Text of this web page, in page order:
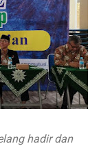
hadir dan